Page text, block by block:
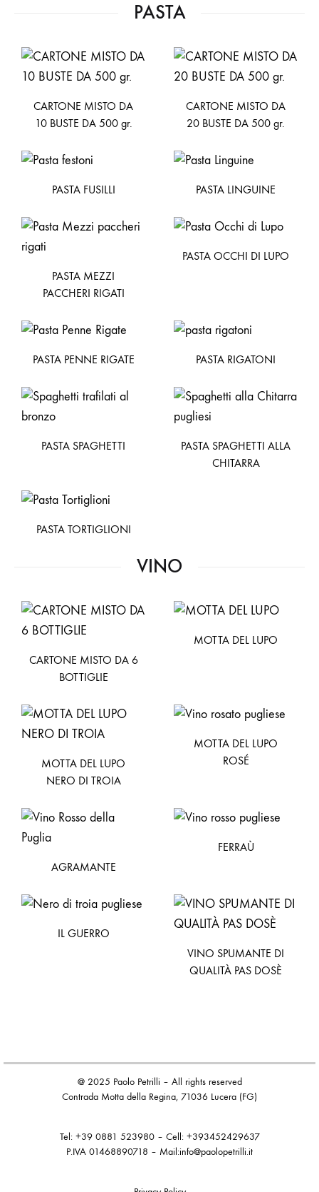
PASTA
CARTONE MISTO DA
10 BUSTE DA 500 gr.
CARTONE MISTO DA
20 BUSTE DA 500 gr.
PASTA FUSILLI PASTA LINGUINE
PASTA MEZZI
PACCHERI RIGATI
PASTA OCCHI DI LUPO
PASTA PENNE RIGATE PASTA RIGATONI
PASTA SPAGHETTI
PASTA SPAGHETTI ALLA
CHITARRA
PASTA TORTIGLIONI
VINO
CARTONE MISTO DA 6
BOTTIGLIE
MOTTA DEL LUPO
MOTTA DEL LUPO
NERO DI TROIA
MOTTA DEL LUPO
ROSÉ
AGRAMANTE
FERRAÙ
IL GUERRO
VINO SPUMANTE DI
QUALITÀ PAS DOSÈ
@ 2025 Paolo Petrilli – All rights reserved
Contrada Motta della Regina, 71036 Lucera (FG)
Tel: +39 0881 523980– Cell: +393452429637
P.IVA 01468890718 – Mail:info@paolopetrilli.it